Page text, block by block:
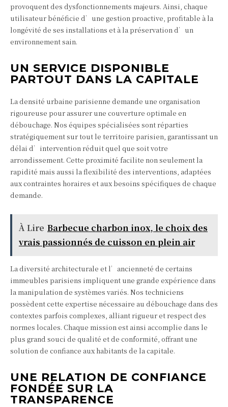
provoquent des dysfonctionnements majeurs. Ainsi, chaque
utilisateur bénéficie d’une gestion proactive, profitable à la
longévité de ses installations et à la préservation d’un
environnement sain.
UN SERVICE DISPONIBLE
PARTOUT DANS LA CAPITALE
La densité urbaine parisienne demande une organisation
rigoureuse pour assurer une couverture optimale en
débouchage. Nos équipes spécialisées sont réparties
stratégiquement sur tout le territoire parisien, garantissant un
délai d’intervention réduit quel que soit votre
arrondissement. Cette proximité facilite non seulement la
rapidité mais aussi la flexibilité des interventions, adaptées
aux contraintes horaires et aux besoins spécifiques de chaque
demande.
À Lire Barbecue charbon inox, le choix des
vrais passionnés de cuisson en plein air
La diversité architecturale et l’ancienneté de certains
immeubles parisiens impliquent une grande expérience dans
la manipulation de systèmes variés. Nos techniciens
possèdent cette expertise nécessaire au débouchage dans des
contextes parfois complexes, alliant rigueur et respect des
normes locales. Chaque mission est ainsi accomplie dans le
plus grand souci de qualité et de conformité, offrant une
solution de confiance aux habitants de la capitale.
UNE RELATION DE CONFIANCE
FONDÉE SUR LA
TRANSPARENCE